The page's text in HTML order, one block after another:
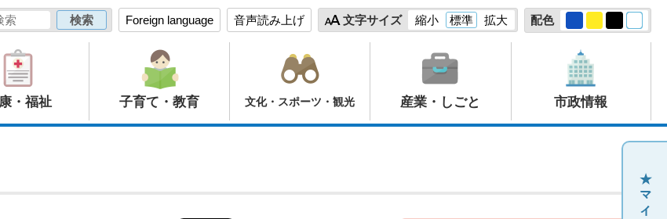
Foreign language 音声読み上げ 文字サイズ 縮小 標準 拡大 配色
・福祉 子育て・教育 文化・スポーツ・観光 産業・しごと 市政情報